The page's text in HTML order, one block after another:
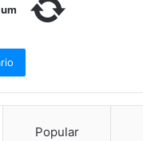
um
Popular